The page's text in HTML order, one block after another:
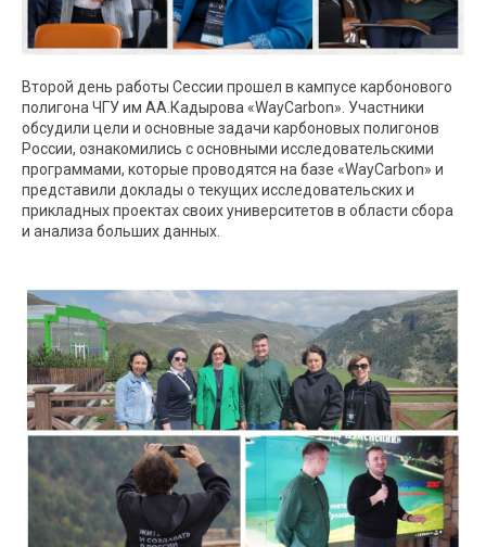
Второй день работы Сессии прошел в кампусе карбонового
полигона ЧГУ им АА.Кадырова «WayCarbon». Участники
обсудили цели и основные задачи карбоновых полигонов
России, ознакомились с основными исследовательскими
программами, которые проводятся на базе «WayCarbon» и
представили доклады о текущих исследовательских и
прикладных проектах своих университетов в области сбора
и анализа больших данных.